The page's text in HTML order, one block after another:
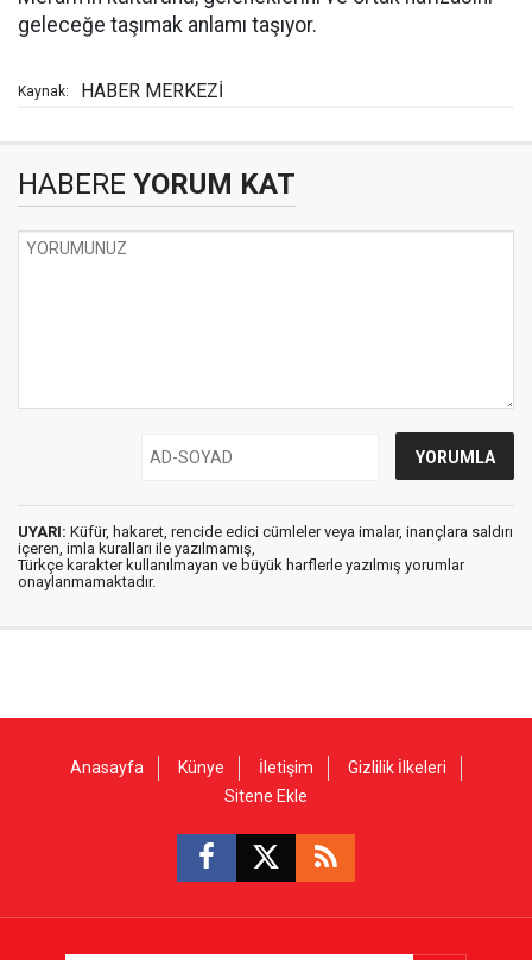
geleceğe taşımak anlamı taşıyor.
Kaynak: HABER MERKEZİ
HABERE YORUM KAT
UYARI: Küfür, hakaret, rencide edici cümleler veya imalar, inançlara saldırı
içeren, imla kuralları ile yazılmamış,
Türkçe karakter kullanılmayan ve büyük harflerle yazılmış yorumlar
onaylanmamaktadır.
Anasayfa Künye İletişim
Gizlilik İlkeleri
Sitene Ekle